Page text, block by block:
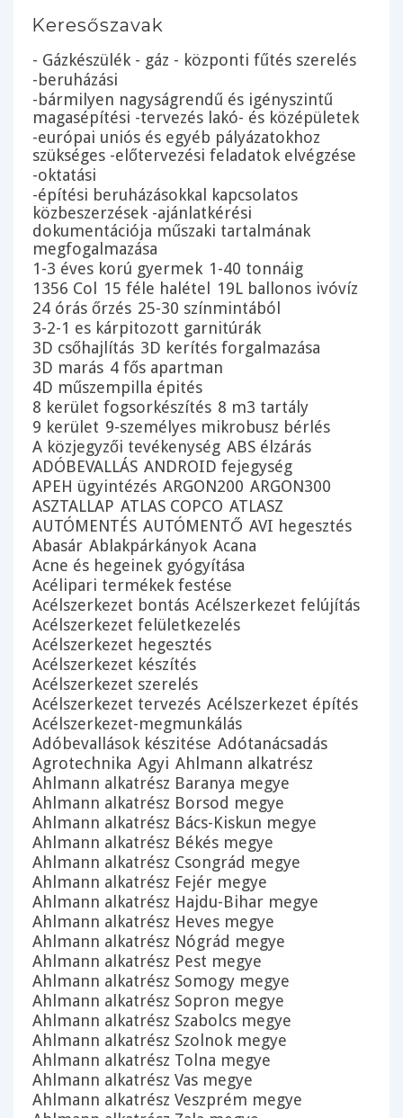
Keresőszavak
- Gázkészülék - gáz - központi fűtés szerelés
-beruházási
-bármilyen nagyságrendű és igényszintű
magasépítési -tervezés lakó- és középületek
-európai uniós és egyéb pályázatokhoz
szükséges -előtervezési feladatok elvégzése
-oktatási
-építési beruházásokkal kapcsolatos
közbeszerzések -ajánlatkérési
dokumentációja műszaki tartalmának
megfogalmazása
1-3 éves korú gyermek 1-40 tonnáig
1356 Col
15 féle halétel
19L ballonos ivóvíz
24 órás őrzés 25-30 színmintából
3-2-1 es kárpitozott garnitúrák
3D csőhajlítás 3D kerítés forgalmazása
3D marás 4 fős apartman
4D műszempilla épités
8 kerület fogsorkészítés 8 m3 tartály
9 kerület 9-személyes mikrobusz bérlés
A közjegyzői tevékenység ABS élzárás
ADÓBEVALLÁS ANDROID fejegység
APEH ügyintézés ARGON200 ARGON300
ASZTALLAP ATLAS COPCO ATLASZ
AUTÓMENTÉS AUTÓMENTŐ AVI hegesztés
Abasár Ablakpárkányok Acana
Acne és hegeinek gyógyítása
Acélipari termékek festése
Acélszerkezet bontás Acélszerkezet felújítás
Acélszerkezet felületkezelés
Acélszerkezet hegesztés
Acélszerkezet készítés
Acélszerkezet szerelés
Acélszerkezet tervezés Acélszerkezet építés
Acélszerkezet-megmunkálás
Adóbevallások készitése Adótanácsadás
Agrotechnika Agyi Ahlmann alkatrész
Ahlmann alkatrész Baranya megye
Ahlmann alkatrész Borsod megye
Ahlmann alkatrész Bács-Kiskun megye
Ahlmann alkatrész Békés megye
Ahlmann alkatrész Csongrád megye
Ahlmann alkatrész Fejér megye
Ahlmann alkatrész Hajdu-Bihar megye
Ahlmann alkatrész Heves megye
Ahlmann alkatrész Nógrád megye
Ahlmann alkatrész Pest megye
Ahlmann alkatrész Somogy megye
Ahlmann alkatrész Sopron megye
Ahlmann alkatrész Szabolcs megye
Ahlmann alkatrész Szolnok megye
Ahlmann alkatrész Tolna megye
Ahlmann alkatrész Vas megye
Ahlmann alkatrész Veszprém megye